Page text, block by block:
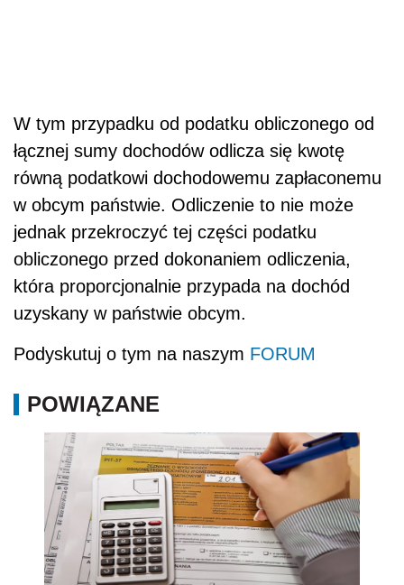
W tym przypadku od podatku obliczonego od
łącznej sumy dochodów odlicza się kwotę
równą podatkowi dochodowemu zapłaconemu
w obcym państwie. Odliczenie to nie może
jednak przekroczyć tej części podatku
obliczonego przed dokonaniem odliczenia,
która proporcjonalnie przypada na dochód
uzyskany w państwie obcym.
Podyskutuj o tym na naszym FORUM
POWIĄZANE